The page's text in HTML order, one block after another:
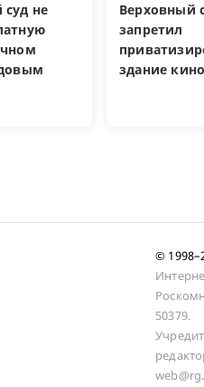
не
Верховный
запретил
здание
©
50379.